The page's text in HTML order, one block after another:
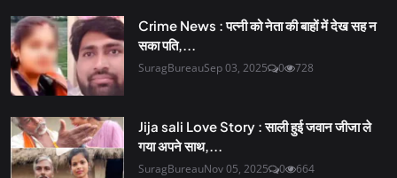
Crime News : पत्नी को नेता की बाहों में देख सह न
सका पति,...
SuragBureauSep 03, 2025 0 728
Jija sali Love Story : साली हुई जवान जीजा ले
गया अपने साथ,...
SuragBureauNov 05, 2025 0 664